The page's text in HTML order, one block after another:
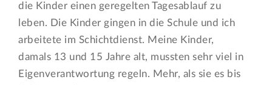
die Kinder einen geregelten Tagesablauf zu
leben. Die Kinder gingen in die Schule und ich
arbeitete im Schichtdienst. Meine Kinder,
damals 13 und 15 Jahre alt, mussten sehr viel in
Eigenverantwortung regeln. Mehr, als sie es bis